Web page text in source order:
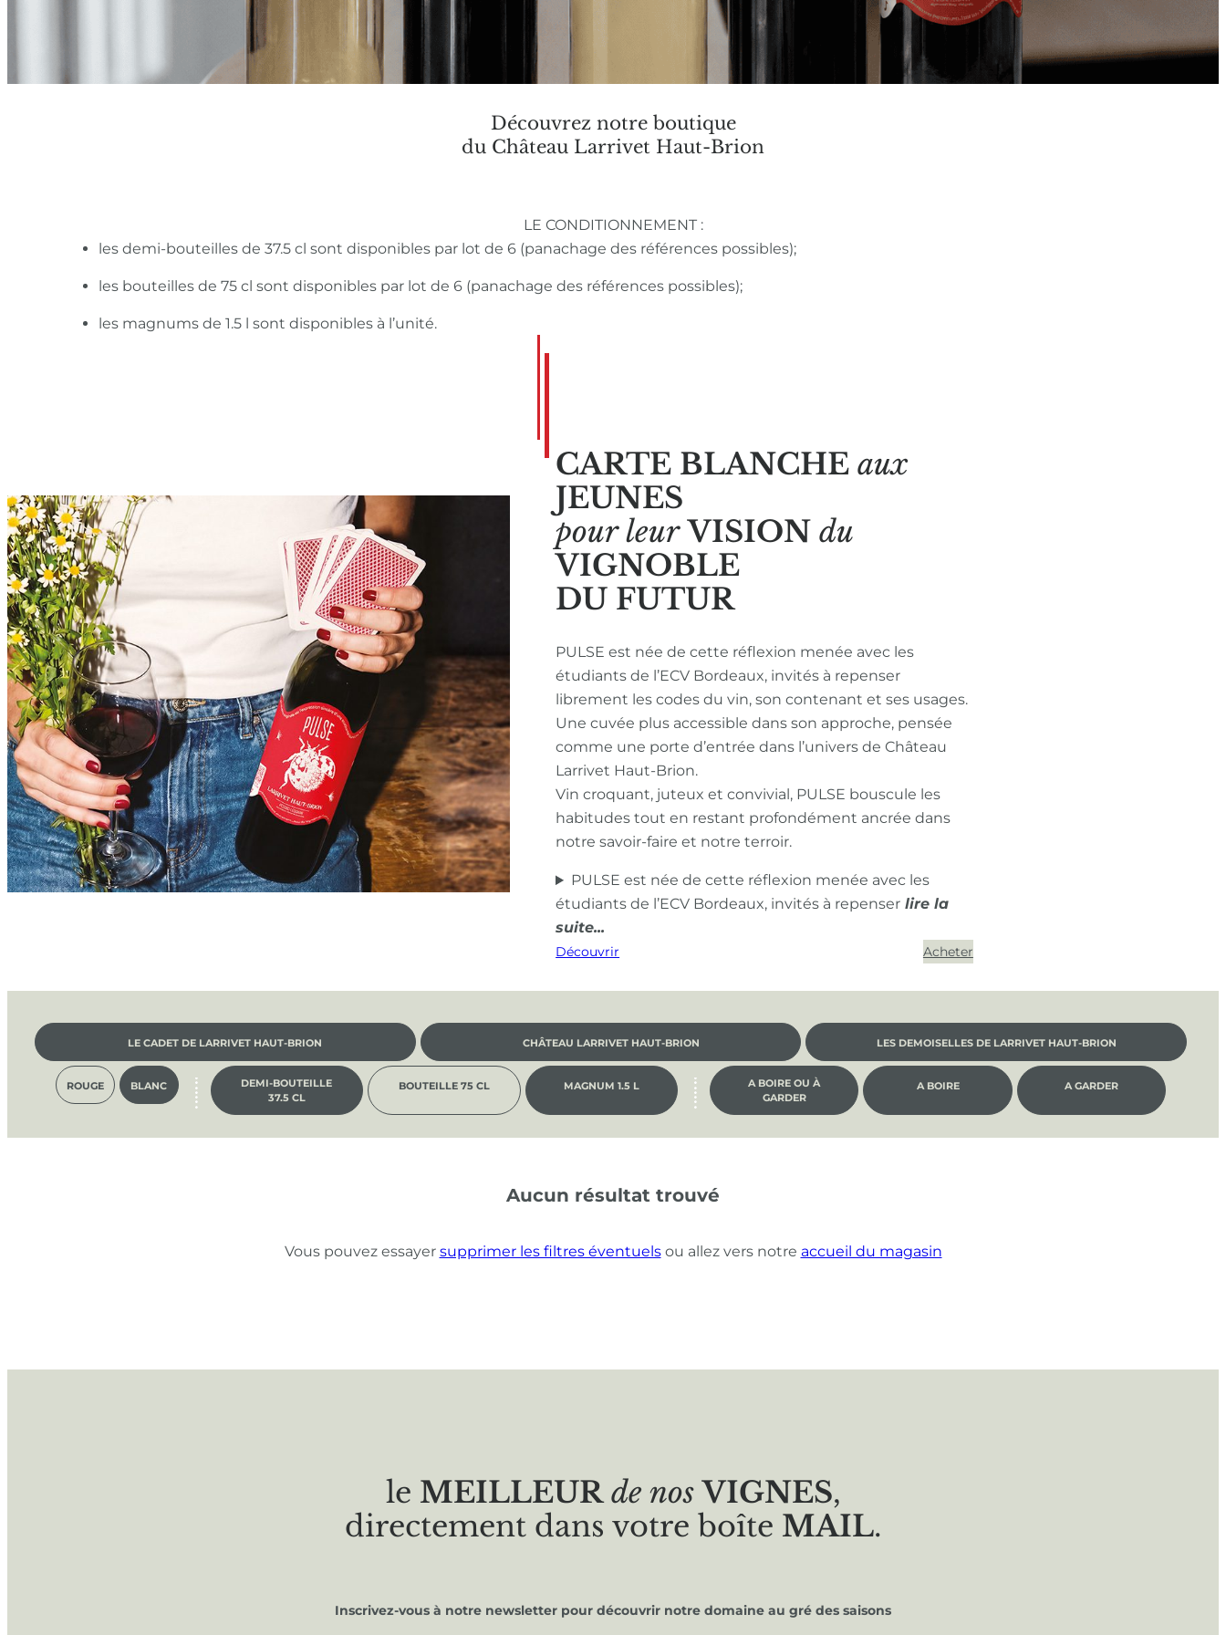
Découvrez notre boutique
du Château Larrivet Haut-Brion
LE CONDITIONNEMENT :
les demi-bouteilles de 37.5 cl sont disponibles par lot de 6 (panachage des références possibles);
les bouteilles de 75 cl sont disponibles par lot de 6 (panachage des références possibles);
les magnums de 1.5 l sont disponibles à l’unité.
CARTE BLANCHE aux
JEUNES
pour leur VISIONdu
VIGNOBLE
DU FUTUR
PULSE est née de cette réflexion menée avec les
étudiants de l’ECV Bordeaux, invités à repenser
librement les codes du vin, son contenant et ses usages.
Une cuvée plus accessible dans son approche, pensée
comme une porte d’entrée dans l’univers de Château
Larrivet Haut-Brion.
Vin croquant, juteux et convivial, PULSE bouscule les
habitudes tout en restant profondément ancrée dans
notre savoir-faire et notre terroir.
PULSE est née de cette réflexion menée avec les
étudiants de l’ECV Bordeaux, invités à repenser
Découvrir Acheter
LE CADET DE LARRIVET HAUT-BRION CHÂTEAU LARRIVET HAUT-BRION LES DEMOISELLES DE LARRIVET HAUT-BRION
ROUGE BLANC
DEMI-BOUTEILLE
37.5 CL
BOUTEILLE 75 CL MAGNUM 1.5 L
A BOIRE OU À
GARDER
A BOIRE A GARDER
Aucun résultat trouvé
Vous pouvez essayer supprimer les filtres éventuelsou allez vers notre accueil du magasin
le MEILLEUR de nos VIGNES,
directement dans votre boîte MAIL.
Inscrivez-vous à notre newsletter pour découvrir notre domaine au gré des saisons